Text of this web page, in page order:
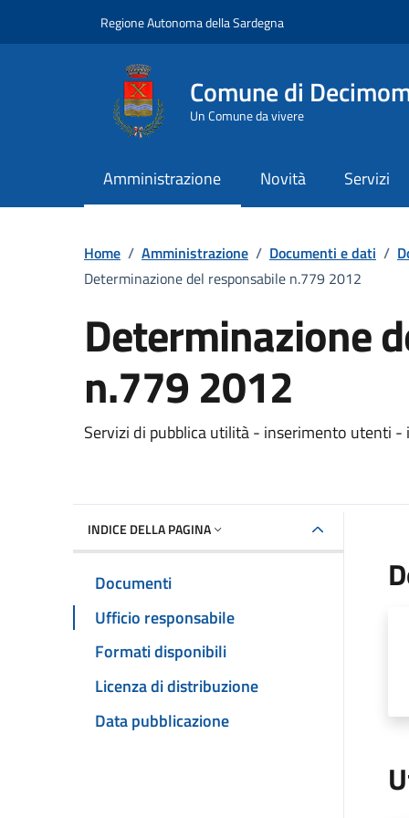
Regione Autonoma della Sardegna
Comune di
Un Comune da vivere
Amministrazione Novità Servizi
Home / Amministrazione / Documenti e dati /
Determinazione del responsabile n.779 2012
Determinazione
n.779 2012
Dettaglio del documento
Servizi di pubblica utilità - inserimento utenti -
INDICE DELLA PAGINA
Documenti
Ufficio responsabile
Formati disponibili
Licenza di distribuzione
Data pubblicazione